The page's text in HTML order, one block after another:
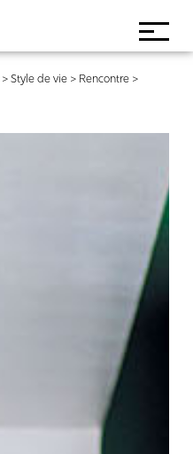
>Style de vie > Rencontre >